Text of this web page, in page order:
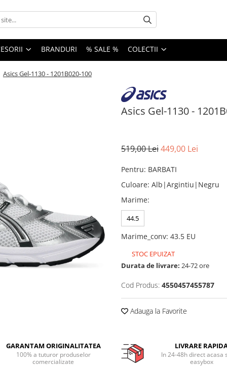
BRANDURI % SALE % COLECTII
Asics Gel-1130 - 1201B020-100
Asics Gel-1130 -
519,00 Lei449,00 Lei
Pentru: BARBATI
Culoare: Alb|Argintiu|Negru
Marime:
44.5
Marime_conv: 43.5 EU
STOC EPUIZAT
Durata de livrare: 24-72 ore
Cod Produs: 4550457455787
Adauga la Favorite
GARANTAM ORIGINALITATEA
100% a tuturor produselor
comercializate
LIVRARE
In 24-48h direct acasa
easybox